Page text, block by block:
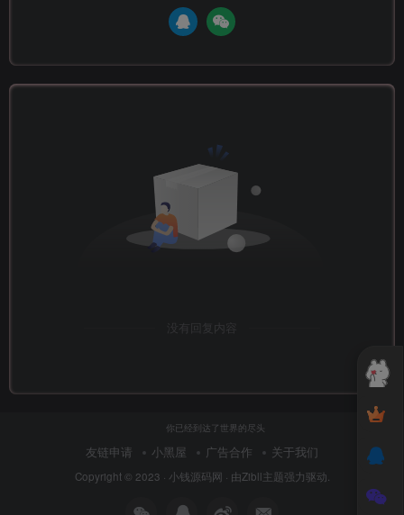
没有回复内容
你已经到达了世界的尽头
友链申请 小黑屋 广告合作 关于我们
Copyright © 2023 · 小钱源码网 · 由Zibll主题强力驱动.